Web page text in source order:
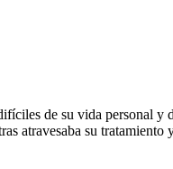
de su vida personal
atravesaba su